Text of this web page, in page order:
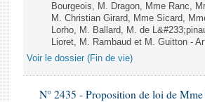
Bourgeois, M. Dragon, Mme Ranc,
M. Christian Girard, Mme Sicard,
Lorho, M. Ballard, M. de
Lioret, M. Rambaud et M. Guitton -
Voir le dossier (Fin de vie)
N° 2435 - Proposition de loi de